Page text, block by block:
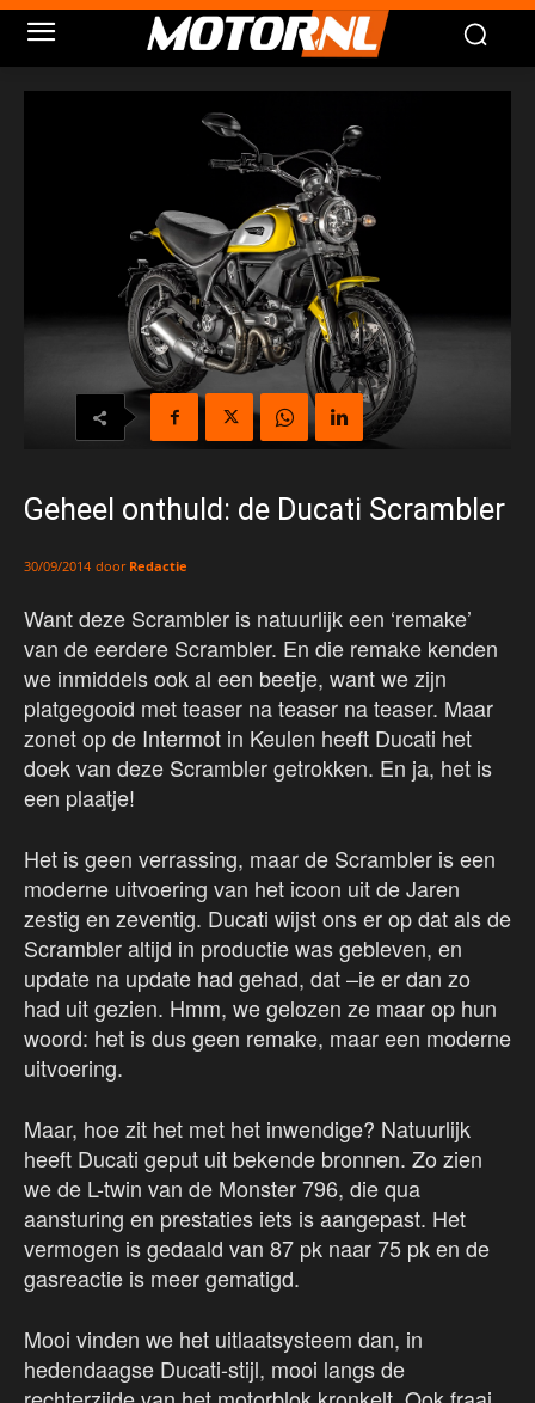
Geheel onthuld: de Ducati Scrambler
30/09/2014 door Redactie
Want deze Scrambler is natuurlijk een ‘remake’
van de eerdere Scrambler. En die remake kenden
we inmiddels ook al een beetje, want we zijn
platgegooid met teaser na teaser na teaser. Maar
zonet op de Intermot in Keulen heeft Ducati het
doek van deze Scrambler getrokken. En ja, het is
een plaatje!
Het is geen verrassing, maar de Scrambler is een
moderne uitvoering van het icoon uit de Jaren
zestig en zeventig. Ducati wijst ons er op dat als de
Scrambler altijd in productie was gebleven, en
update na update had gehad, dat –ie er dan zo
had uit gezien. Hmm, we gelozen ze maar op hun
woord: het is dus geen remake, maar een moderne
uitvoering.
Maar, hoe zit het met het inwendige? Natuurlijk
heeft Ducati geput uit bekende bronnen. Zo zien
we de L-twin van de Monster 796, die qua
aansturing en prestaties iets is aangepast. Het
vermogen is gedaald van 87 pk naar 75 pk en de
gasreactie is meer gematigd.
Mooi vinden we het uitlaatsysteem dan, in
hedendaagse Ducati-stijl, mooi langs de